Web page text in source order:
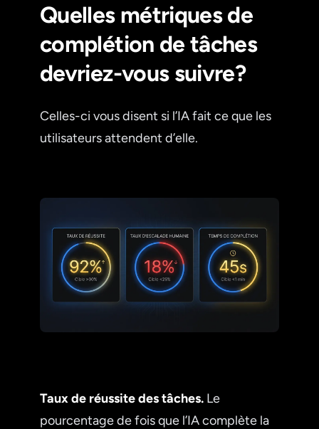
Quelles métriques de
complétion de tâches
devriez-vous suivre?
Celles-ci vous disent si l’IA fait ce que les
utilisateurs attendent d’elle.
Taux de réussite des tâches. Le
pourcentage de fois que l’IA complète la